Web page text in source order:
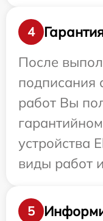
4
После
подписания
работ Вы
устройства
виды работ
5